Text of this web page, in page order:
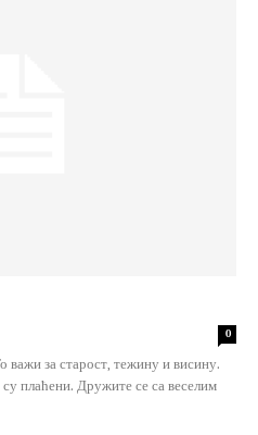
0
важи за старост, тежину и висину.
плаћени. Дружите се са веселим